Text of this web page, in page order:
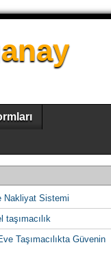
Nakliyat Sistemi
Taşımacılıkta Güvenin